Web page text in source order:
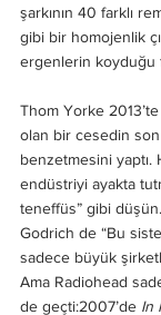
şarkının 40 farklı
gibi bir homojenlik
ergenlerin koyduğu
Thom Yorke
olan bir cesedin son
benzetmesini yaptı.
endüstriyi ayakta
teneffüs” gibi
Godrich de “Bu
sadece büyük
Ama Radiohead
de geçti:2007’de In